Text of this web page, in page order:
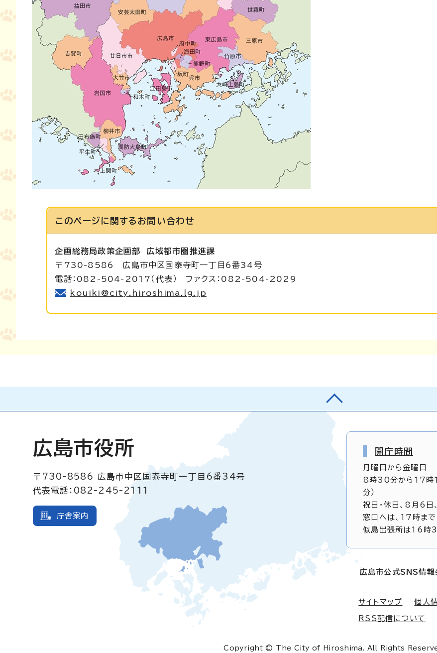
このページに関する お問い合わせ
企画総務局政策企画部 広域都市圏推進課
〒730-8586 広島市中区国泰寺町一丁目6番34号
電話：082-504-2017（代表） ファクス：082-504-2029
kouiki@city.hiroshima.lg.jp
広島市役所
〒730-8586
広島市中区国泰寺町一丁目6番34号
代表電話：082-245-2111
庁舎案内
開庁時間
月曜日から金曜日
8時30分から17時
分）
祝日・休日、8月6
窓口へは、17時まで
似島出張所は16時
広島市公式SNS情報
サイトマップ 個人
RSS配信について
Copyright © The City of Hiroshima. All Rights